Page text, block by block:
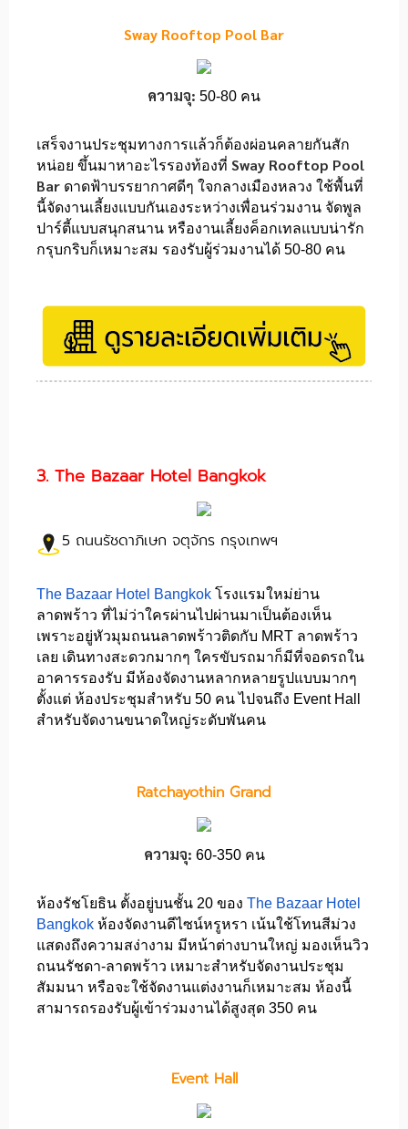
Sway Rooftop Pool Bar
ความจุ: 50-80 คน
เสร็จงานประชุมทางการแล้วก็ต้องผ่อนคลายกันสัก
หน่อย ขึ้นมาหาอะไรรองท้องที่ Sway Rooftop Pool
Bar ดาดฟ้าบรรยากาศดีๆ ใจกลางเมืองหลวง ใช้พื้นที่
นี้จัดงานเลี้ยงแบบกันเองระหว่างเพื่อนร่วมงาน จัดพูล
ปาร์ตี้แบบสนุกสนาน หรืองานเลี้ยงค็อกเทลแบบน่ารัก
กรุบกริบก็เหมาะสม รองรับผู้ร่วมงานได้ 50-80 คน
3. The Bazaar Hotel Bangkok
5 ถนนรัชดาภิเษก จตุจักร กรุงเทพฯ
The Bazaar Hotel Bangkok โรงแรมใหม่ย่าน
ลาดพร้าว ที่ไม่ว่าใครผ่านไปผ่านมาเป็นต้องเห็น
เพราะอยู่หัวมุมถนนลาดพร้าวติดกับ MRT ลาดพร้าว
เลย เดินทางสะดวกมากๆ ใครขับรถมาก็มีที่จอดรถใน
อาคารรองรับ มีห้องจัดงานหลากหลายรูปแบบมากๆ
ตั้งแต่ ห้องประชุมสำหรับ 50 คน ไปจนถึง Event Hall
สำหรับจัดงานขนาดใหญ่ระดับพันคน
Ratchayothin Grand
ความจุ: 60-350 คน
ห้องรัชโยธิน ตั้งอยู่บนชั้น 20 ของ The Bazaar Hotel
Bangkok ห้องจัดงานดีไซน์หรูหรา เน้นใช้โทนสีม่วง
แสดงถึงความสง่างาม มีหน้าต่างบานใหญ่ มองเห็นวิว
ถนนรัชดา-ลาดพร้าว เหมาะสำหรับจัดงานประชุม
สัมมนา หรือจะใช้จัดงานแต่งงานก็เหมาะสม ห้องนี้
สามารถรองรับผู้เข้าร่วมงานได้สูงสุด 350 คน
Event Hall